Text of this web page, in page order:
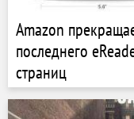
Amazon
последнего
страниц